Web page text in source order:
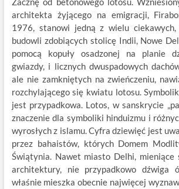
architekta żyjącego na emigracji,
1976, stanowi jedną z wielu ciekawych,
budowli zdobiących stolicę Indii, Nowe
pomocą kopuły osadzonej na planie
gwiazdy, i licznych dwuspadowych
ale nie zamkniętych na zwieńczeniu,
rozchylającego się kwiatu lotosu.
jest przypadkowa. Lotos, w sanskrycie
znaczenie dla symboliki hinduizmu i
wyrosłych z islamu. Cyfra dziewięć jest
przez bahaistów, których Domem
Świątynia. Nawet miasto Delhi, mieniące
architektury, nie przypadkowo
właśnie mieszka obecnie najwięcej